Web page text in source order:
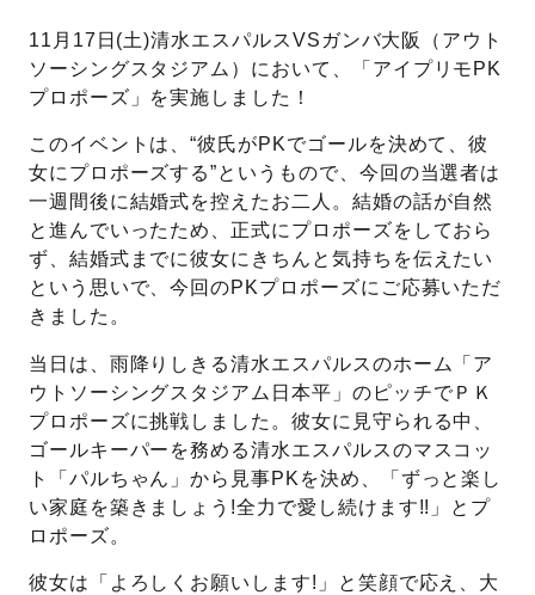
11月17日(土)清水エスパルスVSガンバ大阪（アウト
ソーシングスタジアム）において、「アイプリモPK
プロポーズ」を実施しました！
このイベントは、“彼氏がPKでゴールを決めて、彼
女にプロポーズする”というもので、今回の当選者は
一週間後に結婚式を控えたお二人。結婚の話が自然
と進んでいったため、正式にプロポーズをしておら
ず、結婚式までに彼女にきちんと気持ちを伝えたい
という思いで、今回のPKプロポーズにご応募いただ
きました。
当日は、雨降りしきる清水エスパルスのホーム「ア
ウトソーシングスタジアム日本平」のピッチでＰＫ
プロポーズに挑戦しました。彼女に見守られる中、
ゴールキーパーを務める清水エスパルスのマスコッ
ト「パルちゃん」から見事PKを決め、「ずっと楽し
い家庭を築きましょう!全力で愛し続けます!!」とプ
ロポーズ。
彼女は「よろしくお願いします!」と笑顔で応え、大
プロポーズサポートの流れ
スペシャルプロポーズイベント
プロポーズアイテム
おすすめの婚約指輪
パーフェクトプロポーズリング
プロポーズシチュエーション診断
婚約指輪マッチング診断
プロポーズプラン検索
プロポーズ知恵袋
プロポーズ意識調査結果一覧
婚約指輪選び方ガイド
ダイヤモンドの品質とは？
プロポーズの方法
タイミング
プレゼント
場所
アイプリモについて
ニュース
プロポーズのご相談
I-PRIMO公式サイト
I-PRIMO公式オンラインショップ